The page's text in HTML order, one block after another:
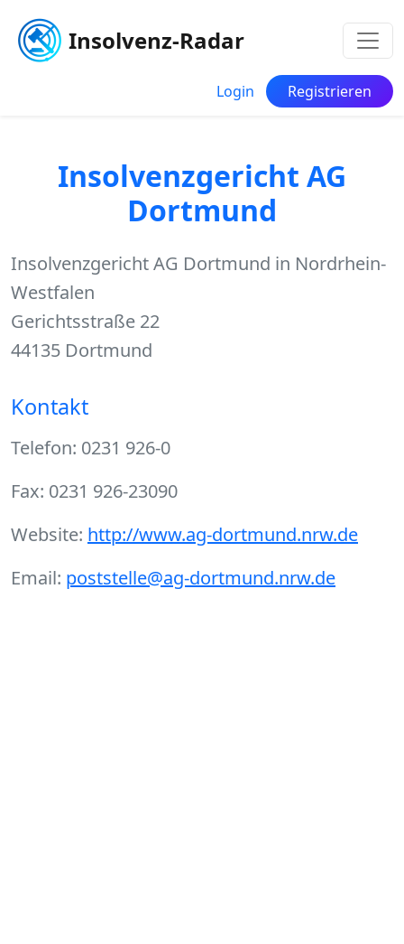
Insolvenz-Radar
Login Registrieren
Insolvenzgericht AG
Dortmund
Insolvenzgericht AG Dortmund in Nordrhein-
Westfalen
Gerichtsstraße 22
44135 Dortmund
Kontakt
Telefon: 0231 926-0
Fax: 0231 926-23090
Website: http://www.ag-dortmund.nrw.de
Email: poststelle@ag-dortmund.nrw.de